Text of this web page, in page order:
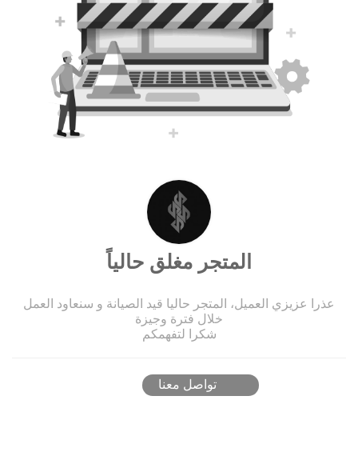
المتجر مغلق حالياً
عذرا عزيزي العميل، المتجر حاليا قيد الصيانة و سنعاود العمل
خلال فترة وجيزة
شكرا لتفهمكم
تواصل معنا